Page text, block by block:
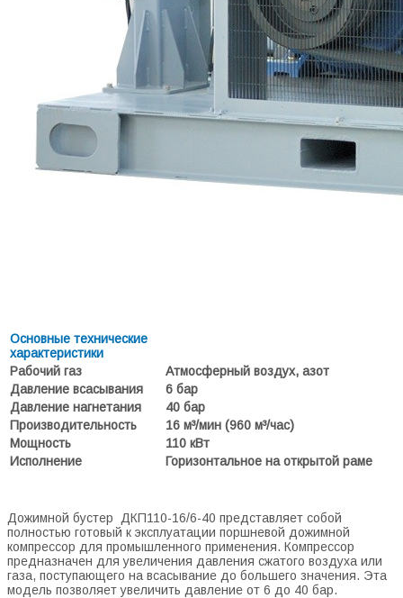
Основные технические
характеристики
Рабочий газ
Атмосферный воздух, азот
Давление всасывания
6 бар
Давление нагнетания
40 бар
Производительность
16 м³/мин (960 м³/час)
Мощность
110 кВт
Исполнение
Горизонтальное на открытой раме
Дожимной бустер ДКП110-16/6-40 представляет собой
полностью готовый к эксплуатации поршневой дожимной
компрессор для промышленного применения. Компрессор
предназначен для увеличения давления сжатого воздуха или
газа, поступающего на всасывание до большего значения. Эта
модель позволяет увеличить давление от 6 до 40 бар.